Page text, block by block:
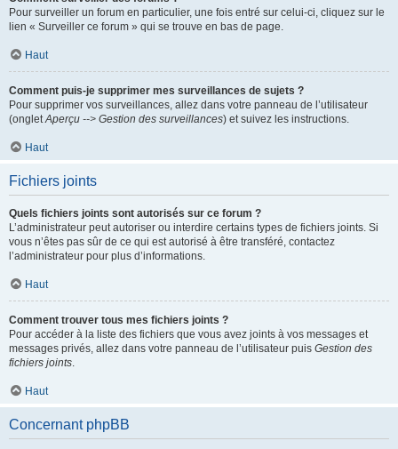
Pour surveiller un forum en particulier, une fois entré sur celui-ci, cliquez sur le
lien « Surveiller ce forum » qui se trouve en bas de page.
Haut
Comment puis-je supprimer mes surveillances de sujets ?
Pour supprimer vos surveillances, allez dans votre panneau de l’utilisateur
(ongletAperçu --> Gestion des surveillances) et suivez les instructions.
Haut
Fichiers joints
Quels fichiers joints sont autorisés sur ce forum ?
L’administrateur peut autoriser ou interdire certains types de fichiers joints. Si
vous n’êtes pas sûr de ce qui est autorisé à être transféré, contactez
l’administrateur pour plus d’informations.
Haut
Comment trouver tous mes fichiers joints ?
Pour accéder à la liste des fichiers que vous avez joints à vos messages et
messages privés, allez dans votre panneau de l’utilisateur puis Gestion des
fichiers joints.
Haut
Concernant phpBB